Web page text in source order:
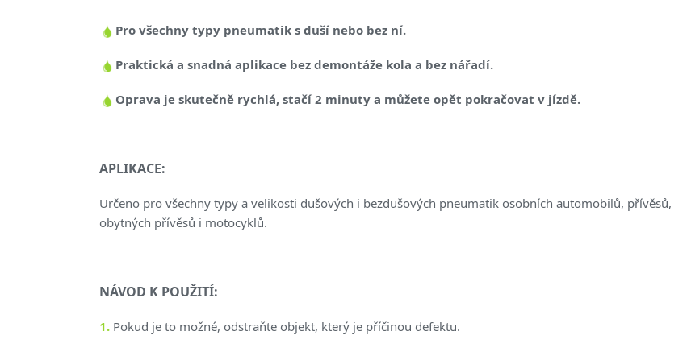
Pro všechny typy pneumatik s duší nebo bez ní.
Praktická a snadná aplikace bez demontáže kola a bez nářadí.
Oprava je skutečně rychlá, stačí 2 minuty a můžete opět pokračovat v jízdě.
APLIKACE:
Určeno pro všechny typy a velikosti dušových i bezdušových pneumatik osobních automobilů, přívěsů,
obytných přívěsů i motocyklů.
NÁVOD K POUŽITÍ:
1. Pokud je to možné, odstraňte objekt, který je příčinou defektu.